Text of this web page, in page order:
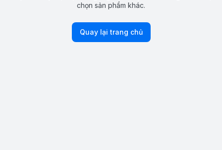
chọn sản phẩm khác.
Quay lại trang chủ